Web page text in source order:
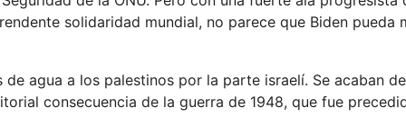
solidaridad mundial, no parece que Biden pueda
agua a los palestinos por la parte israelí. Se acaban
consecuencia de la guerra de 1948, que fue